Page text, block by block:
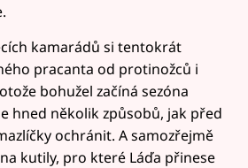
kamarádů si tentokrát
pracanta od protinožců i
bohužel začíná sezóna
hned několik způsobů, jak před
ochránit. A samozřejmě
kutily, pro které Láďa přinese